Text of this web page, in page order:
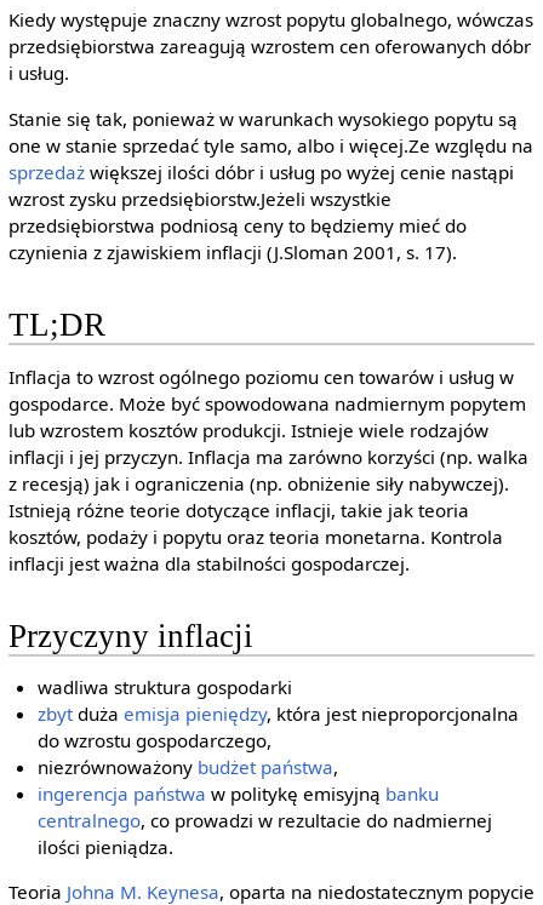
Kiedy występuje znaczny wzrost popytu globalnego, wówczas
przedsiębiorstwa zareagują wzrostem cen oferowanych dóbr
i usług.
Stanie się tak, ponieważ w warunkach wysokiego popytu są
one w stanie sprzedać tyle samo, albo i więcej.Ze względu na
sprzedażwiększej ilości dóbr i usług po wyżej cenie nastąpi
wzrost zysku przedsiębiorstw.Jeżeli wszystkie
przedsiębiorstwa podniosą ceny to będziemy mieć do
czynienia z zjawiskiem inflacji (J.Sloman 2001, s. 17).
TL;DR
Inflacja to wzrost ogólnego poziomu cen towarów i usług w
gospodarce. Może być spowodowana nadmiernym popytem
lub wzrostem kosztów produkcji. Istnieje wiele rodzajów
inflacji i jej przyczyn. Inflacja ma zarówno korzyści (np. walka
z recesją) jak i ograniczenia (np. obniżenie siły nabywczej).
Istnieją różne teorie dotyczące inflacji, takie jak teoria
kosztów, podaży i popytu oraz teoria monetarna. Kontrola
inflacji jest ważna dla stabilności gospodarczej.
Przyczyny inflacji
wadliwa struktura gospodarki
zbyt dużaemisja pieniędzy, która jest nieproporcjonalna
do wzrostu gospodarczego,
niezrównoważony budżet państwa,
ingerencja państwa w politykę emisyjną banku
centralnego, co prowadzi w rezultacie do nadmiernej
ilości pieniądza.
Teoria Johna M. Keynesa, oparta na niedostatecznym popycie